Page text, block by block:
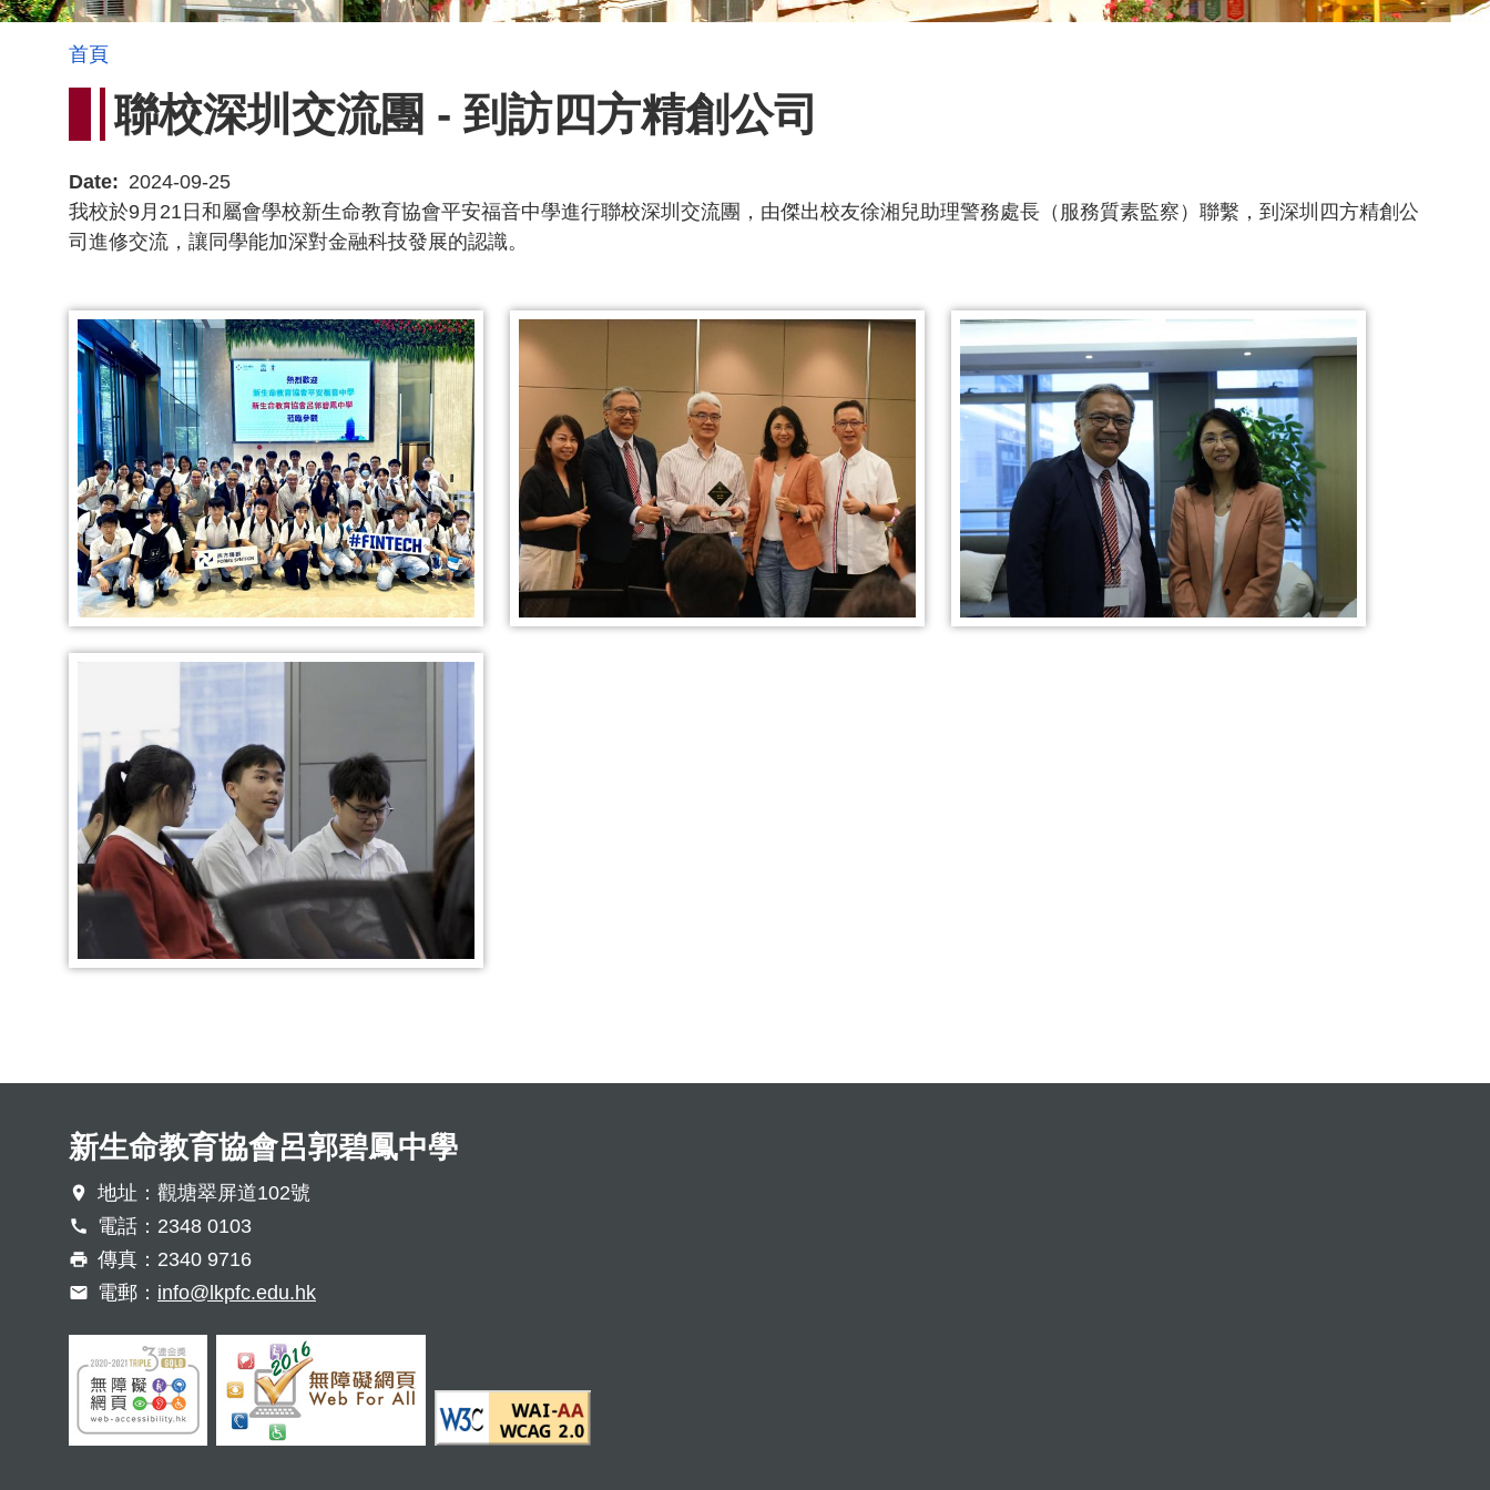
導
航
首頁
聯校深圳交流團 - 到訪四方精創公司
Date
2024-09-25
我校於9月21日和屬會學校新生命教育協會平安福音中學進行聯校深圳交流團，由傑出校友徐湘兒助理警務處長（服務質素監察）聯繫，到深圳四方精創公
司進修交流，讓同學能加深對金融科技發展的認識。
新生命教育協會呂郭碧鳳中學
地址：觀塘翠屏道102號
電話：2348 0103
傳真：2340 9716
電郵： info@lkpfc.edu.hk